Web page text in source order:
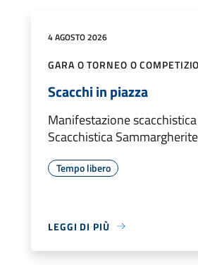
4 AGOSTO 2026
GARA O TORNEO O
Scacchi in piazza
Manifestazione
Scacchistica
Tempo libero
LEGGI DI PIÙ